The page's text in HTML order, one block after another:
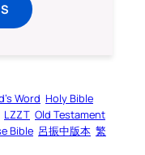
Word Holy Bible
LZZT Old Testament
Bible 呂振中版本 繁